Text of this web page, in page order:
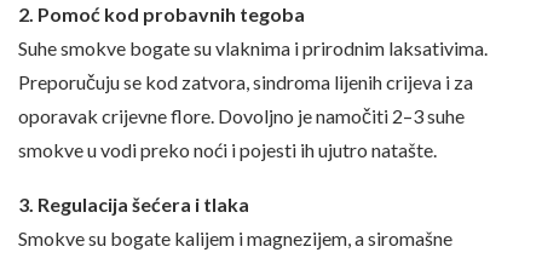
2. Pomoć kod probavnih tegoba
Suhe smokve bogate su vlaknima i prirodnim laksativima.
Preporučuju se kod zatvora, sindroma lijenih crijeva i za
oporavak crijevne flore. Dovoljno je namočiti 2–3 suhe
smokve u vodi preko noći i pojesti ih ujutro natašte.
3. Regulacija šećera i tlaka
Smokve su bogate kalijem i magnezijem, a siromašne